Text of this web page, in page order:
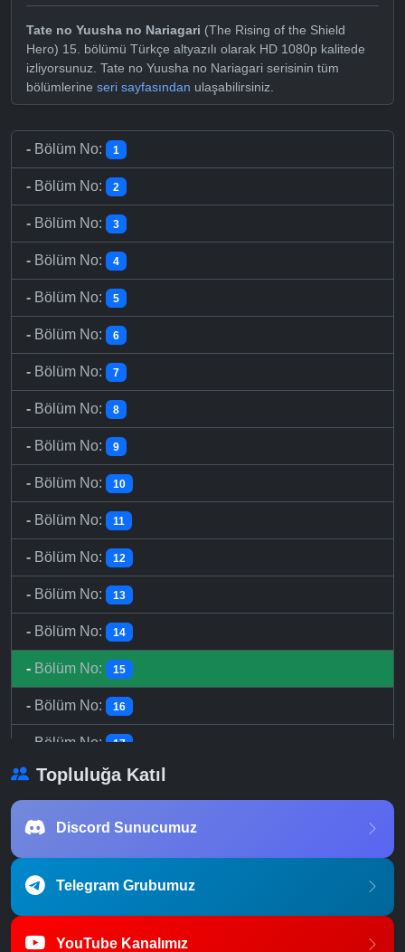
Tate no Yuusha no Nariagari (The Rising of the Shield
Hero) 15. bölümü Türkçe altyazılı olarak HD 1080p kalitede
izliyorsunuz. Tate no Yuusha no Nariagari serisinin tüm
bölümlerine seri sayfasından ulaşabilirsiniz.
- Bölüm No: 1
- Bölüm No: 2
- Bölüm No: 3
- Bölüm No: 4
- Bölüm No: 5
- Bölüm No: 6
- Bölüm No: 7
- Bölüm No: 8
- Bölüm No: 9
- Bölüm No: 10
- Bölüm No: 11
- Bölüm No: 12
- Bölüm No: 13
- Bölüm No: 14
- Bölüm No: 15
- Bölüm No: 16
Bölüm No: 17
- Bölüm No: 18
- Bölüm No:
-Bölüm No: 21
Topluluğa Katıl
Discord Sunucumuz
Telegram Grubumuz
YouTube Kanalımız